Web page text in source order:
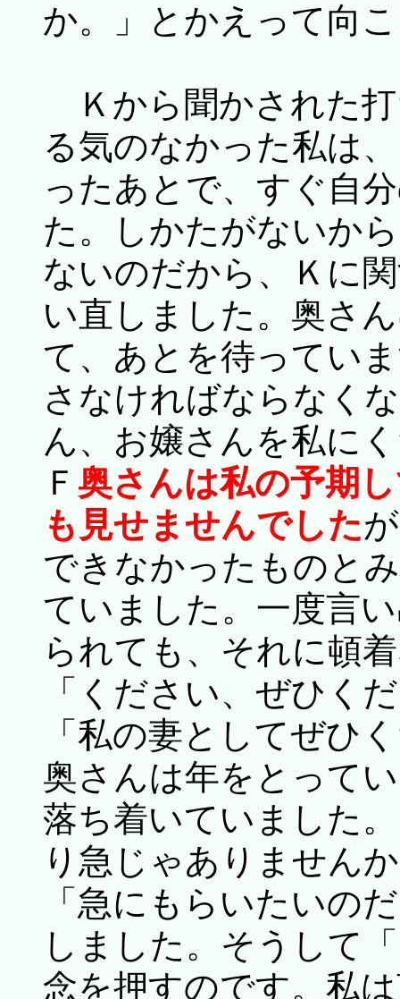
か。」とかえって向
Ｋから聞かされた
る気のなかった私は
ったあとで、すぐ自
た。しかたがないか
ないのだから、Ｋに
い直しました。奥さ
て、あとを待ってい
さなければならなく
ん、お嬢さんを私に
Ｆ 奥さんは私の予期
も見せませんでした
できなかったものと
ていました。一度言
られても、それに頓
「ください、ぜひく
「私の妻としてぜひ
奥さんは年をとって
落ち着いていました
り急じゃありません
「急にもらいたいの
しました。そうして
念を押すのです。私